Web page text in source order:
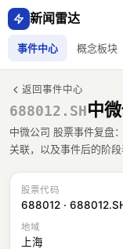
新闻雷达
事件中心 概念板块
返回事件中心
688012.SH中
中微公司 股票事件复盘
关联，以及事件后的阶段
股票代码
688012 ·
地域
上海